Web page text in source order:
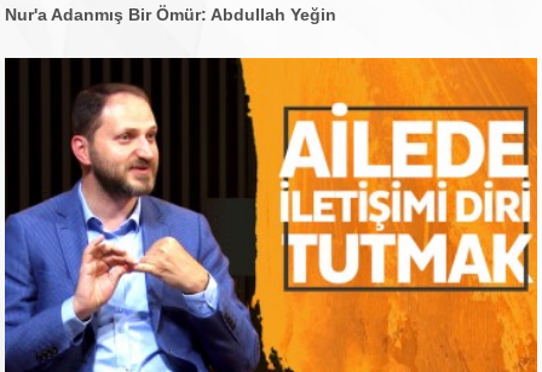
Nur'a Adanmış Bir Ömür: Abdullah Yeğin